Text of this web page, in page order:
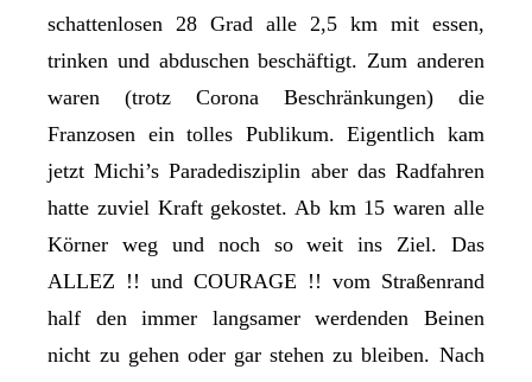
schattenlosen 28 Grad alle 2,5 km mit essen,
trinken und abduschen beschäftigt. Zum anderen
waren (trotz Corona Beschränkungen) die
Franzosen ein tolles Publikum. Eigentlich kam
jetzt Michi’s Paradedisziplin aber das Radfahren
hatte zuviel Kraft gekostet. Ab km 15 waren alle
Körner weg und noch so weit ins Ziel. Das
ALLEZ !! und COURAGE !! vom Straßenrand
half den immer langsamer werdenden Beinen
nicht zu gehen oder gar stehen zu bleiben. Nach